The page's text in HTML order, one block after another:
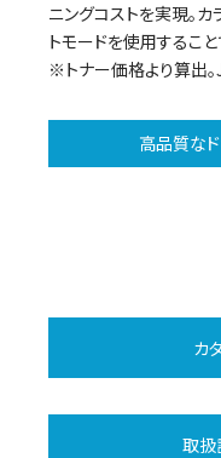
ニングコストを実現。
トモードを使用するこ
※トナー価格より算出
高品質な
カ
取扱